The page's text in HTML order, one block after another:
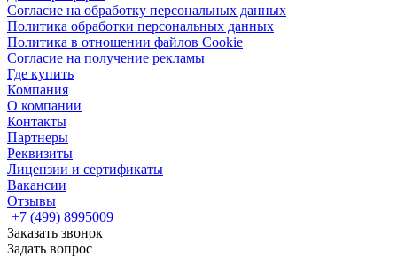
Согласие на обработку персональных данных
Политика обработки персональных данных
Политика в отношении файлов Cookie
Согласие на получение рекламы
Где купить
Компания
О компании
Контакты
Партнеры
Реквизиты
Лицензии и сертификаты
Вакансии
Отзывы
+7 (499) 8995009
Заказать звонок
Задать вопрос